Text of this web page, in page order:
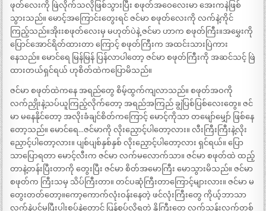
ဖုတ်လေးကို ဖြဲလိုက်သလိုဖြစ်သွားပြီး စဖုတ်အဝေလေးမာ အေးကနဲဖြစ်
သွားသည်။ မောင့်အကြောင်းတွေးရင် ဇင်မာ စဖုတ်လေးကို လက်နဲ့ကိုင်
ကြည့်သည်။အိုးးစဖုတ်လေးမှ မဟုတ်ပဲနဲ့ ဇင်မာ ဟာက စဖုတ်ကြီး။အမွှေးကို
ပြောင်အောင်ရိတ်ထားတာ ကြောင့် စဖုတ်ကြီးက အထင်းသားပြဲကား
နေသည်။ မောင်ရေ မြန်မြန် ပြန်လာပါတော့ ဇင်မာ စဖုတ်ကြီးကို အဆင်သင့် ဖြဲ
ထားတယ်ရှင်ရယ် ဟုစိတ်ထဲကပြောမိသည်။
ဇင်မာ စဖုတ်ထဲကနေ အရည်တွေ စိမ့်ထွက်ကျလာသည်။ စဖုတ်အဝကို
လက်ညှိုးနဲ့သပ်ယူကြည့်လိုက်တော့ အရည်အကြည် ချွဲပြစ်ပြစ်လေးတွေ။ ဇင်
မာ မနေနိုင်တော့ အလိုးခံချင်စိတ်ကကြောင့် မောင့်ကိုသာ တမျော်မျှော် ဖြစ်နေ
တော့သည်။ မောင်ရေ…ဇင်မာကို လိုးညှောင့်ပါတော့လား။ လီးကြီးကြီးနဲ့လိုး
ညှောင့်ပါတော့လား။ ပျစ်ပျစ်နှစ်နှစ် လိုးညှောင့်ပါတော့လား ရှင်ရယ်။ ပြော
သာပြောရတာ မောင့်လီးက ဇင်မာ လက်မလောက်သာ။ ဇင်မာ စဖုတ်ထဲ ထည့်
တာနဲ့တန်းပြီးတာကို တွေးပြီး ဇင်မာ စိတ်အမောကြီး မောသွားမိသည်။ ဇင်မာ
စဖုတ်က ကြီးသမှ သိပ်ကြီးတာ။ တင်ပဆုံကြီးတာကြောင့်များလား။ ဇင်မာ မ
တွေးတတ်တော့။ကော့ကောက်လုံးဝန်းနေတဲ့ ဖင်လုံးကြီးတွေ ကိုယ့်ဘာသာ
လက်နဲ့ပင့်မပြီးပါးစပ်နဲ့တောင် ပြန်စုပ်လို့ရတဲ့ နို့ကြီးတွေ လက်သန်းလက်တစ်